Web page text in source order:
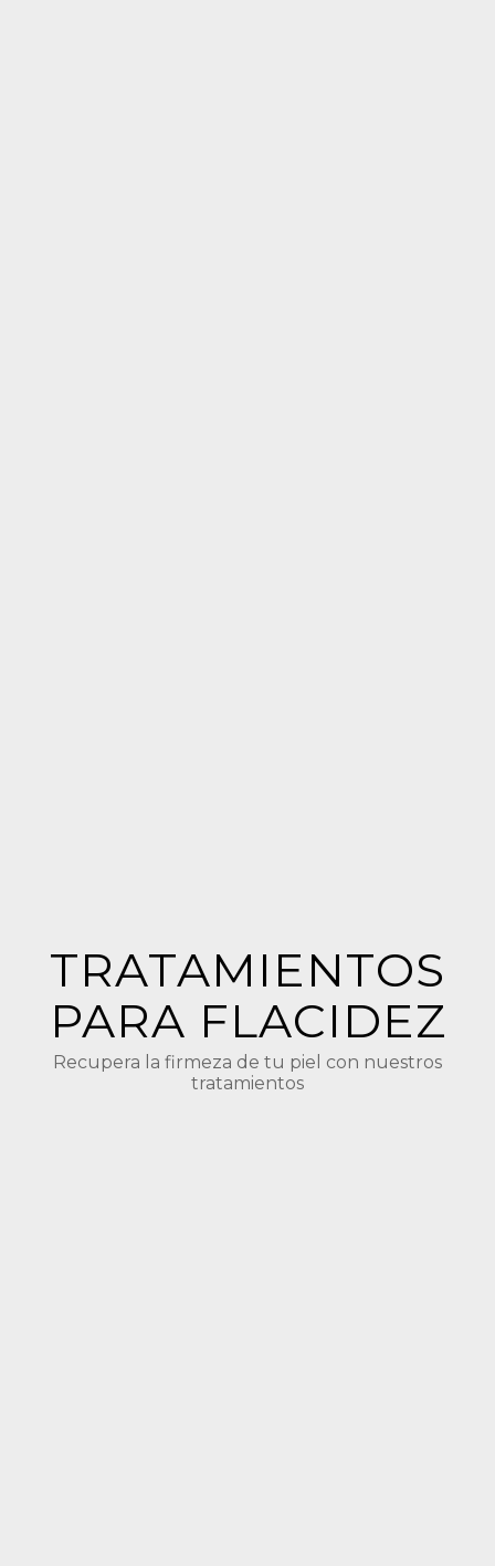
TRATAMIENTOS
PARA FLACIDEZ
Recupera la firmeza de tu piel con nuestros
tratamientos